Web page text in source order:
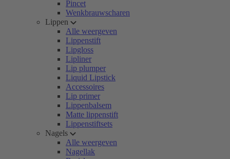
Pincet
Wenkbrauwscharen
Lippen
Alle weergeven
Lippenstift
Lipgloss
Lipliner
Lip plumper
Liquid Lipstick
Accessoires
Lip primer
Lippenbalsem
Matte lippenstift
Lippenstiftsets
Nagels
Alle weergeven
Nagellak